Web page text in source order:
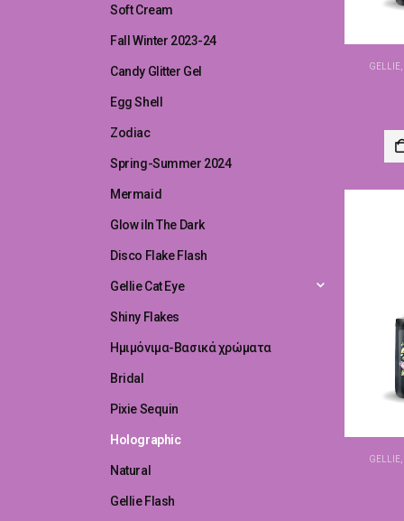
GELLIE,
GELLIE
Soft Cream
Fall Winter 2023-24
Candy Glitter Gel
Egg Shell
Zodiac
Spring-Summer 2024
Mermaid
Glow iIn The Dark
Disco Flake Flash
Gellie Cat Eye
Shiny Flakes
Ημιμόνιμα-Βασικά χρώματα
Bridal
Pixie Sequin
Holographic
Natural
Gellie Flash